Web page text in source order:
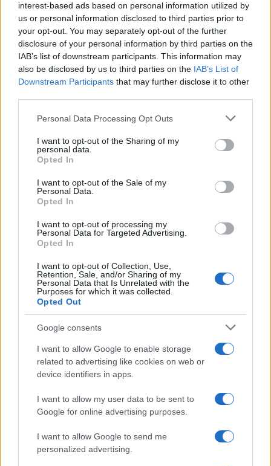
interest-based ads based on personal information utilized by
us or personal information disclosed to third parties prior to
your opt-out. You may separately opt-out of the further
disclosure of your personal information by third parties on the
IAB’s list of downstream participants. This information may
also be disclosed by us to third parties on the IAB’s List of
Downstream Participants that may further disclose it to other
Please note that this website/app uses one or more Google
not limited to your visit or usage behaviour. You may click to
grant or deny consent to Google and its third-party tags to
use your data for below specified purposes in below Google
consent section.
Personal Data Processing Opt Outs
I want to opt-out of the Sharing of my
personal data.
Opted In
I want to opt-out of the Sale of my
Personal Data.
Opted In
I want to opt-out of processing my
Personal Data for Targeted Advertising.
Opted In
I want to opt-out of Collection, Use,
Retention, Sale, and/or Sharing of my
Personal Data that Is Unrelated with the
Purposes for which it was collected.
Opted Out
Google consents
I want to allow Google to enable storage
related to advertising like cookies on web or
device identifiers in apps.
I want to allow my user data to be sent to
Google for online advertising purposes.
I want to allow Google to send me
personalized advertising.
Το FIAT 500 Hybrid τώρα από 18.990 ευρώ
μπορούσε να 'ναι ο
Οι διακοπές των Γάλλων
του Παναθηναϊκού με
Είσοδος της γαλλικής Meridiam στην ηλεκτρική διασύνδεση
Coca-Cola HBC: Άνοδος
11,4% στα καθαρά κέρδη
εκατ. ευρώ
Cenergy Holdings: Άνοδος
ευρώ